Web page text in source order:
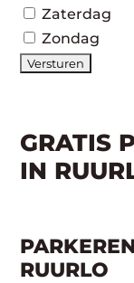
Zaterdag
Zondag
GRATIS
IN
RUURLO